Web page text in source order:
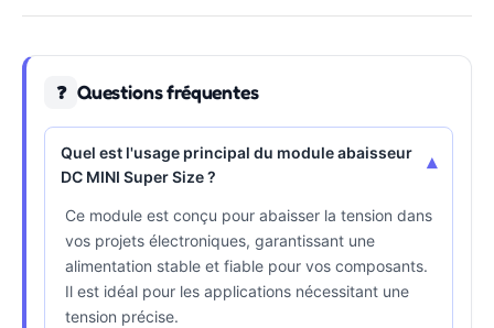
❓ Questions fréquentes
Quel est l'usage principal du module abaisseur
DC MINI Super Size ?
▾
Ce module est conçu pour abaisser la tension dans
vos projets électroniques, garantissant une
alimentation stable et fiable pour vos composants.
Il est idéal pour les applications nécessitant une
tension précise.